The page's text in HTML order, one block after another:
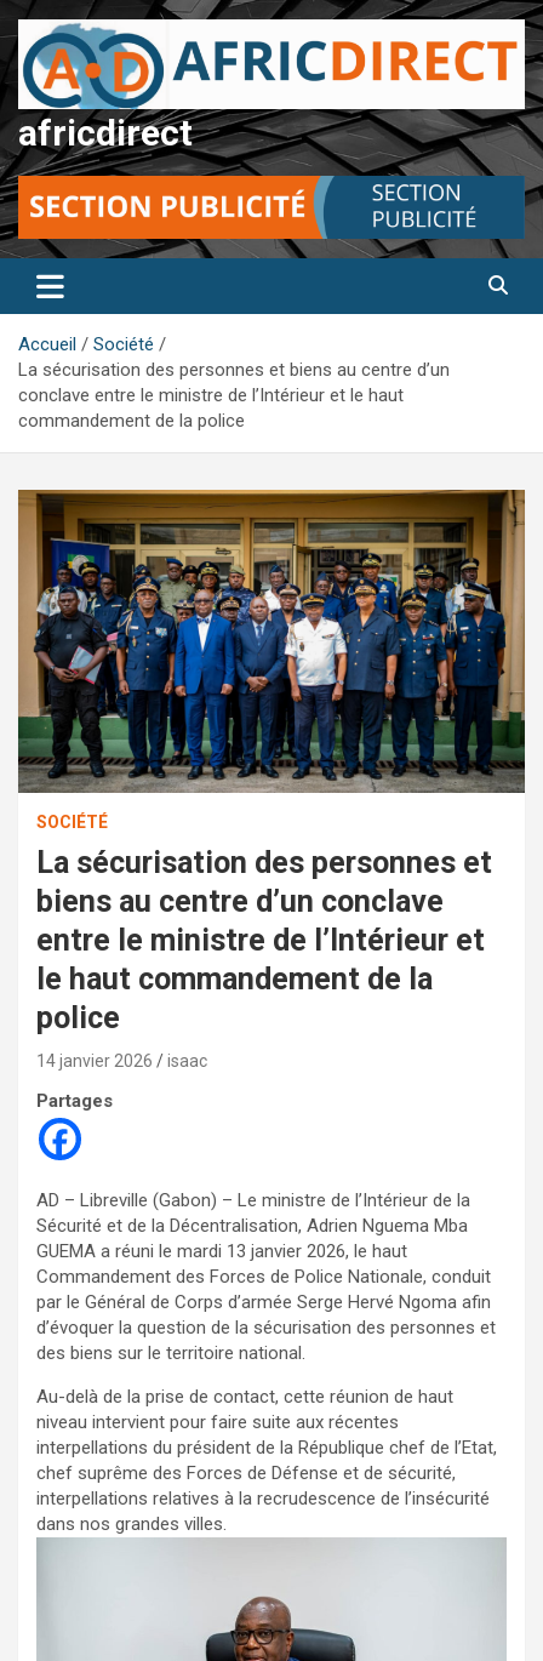
Aller
au
contenu
africdirect
Accueil
Société
La sécurisation des personnes et biens au centre d’un
conclave entre le ministre de l’Intérieur et le haut
commandement de la police
SOCIÉTÉ
La sécurisation des personnes et
biens au centre d’un conclave
entre le ministre de l’Intérieur et
le haut commandement de la
police
14 janvier 2026 isaac
Partages
AD – Libreville (Gabon) – Le ministre de l’Intérieur de la
Sécurité et de la Décentralisation, Adrien Nguema Mba
GUEMA a réuni le mardi 13 janvier 2026, le haut
Commandement des Forces de Police Nationale, conduit
par le Général de Corps d’armée Serge Hervé Ngoma afin
d’évoquer la question de la sécurisation des personnes et
des biens sur le territoire national.
Au-delà de la prise de contact, cette réunion de haut
niveau intervient pour faire suite aux récentes
interpellations du président de la République chef de l’Etat,
chef suprême des Forces de Défense et de sécurité,
interpellations relatives à la recrudescence de l’insécurité
dans nos grandes villes.